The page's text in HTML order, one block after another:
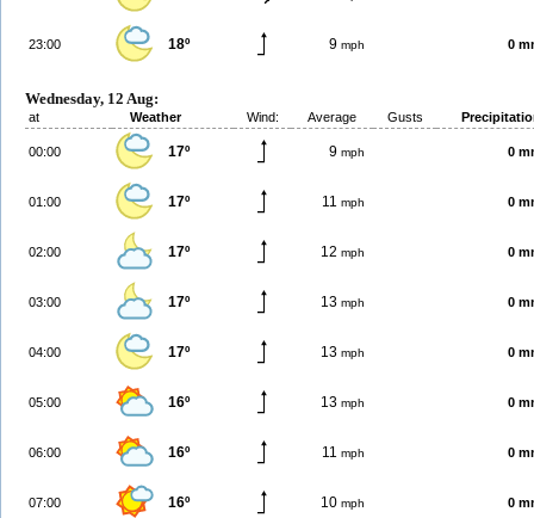
23:00 18º 9 mph 0
Wednesday, 12 Aug:
at Weather Wind: Average Gusts
00:00 17º 9 mph 0
01:00 17º 11 mph 0
02:00 17º 12 mph 0
03:00 17º 13 mph 0
04:00 17º 13 mph 0
05:00 16º 13 mph 0
06:00 16º 11 mph 0
07:00 16º 10 mph 0